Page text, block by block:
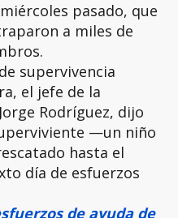
pasado, que
a miles de
supervivencia
el jefe de la
Rodríguez, dijo
—un niño
hasta el
día de esfuerzos
de ayuda de